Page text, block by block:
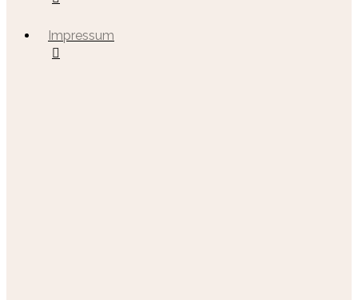
Impressum